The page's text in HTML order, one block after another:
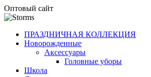
Оптовый сайт
ПРАЗДНИЧНАЯ КОЛЛЕКЦИЯ
Новорожденные
Аксессуары
Головные уборы
Школа